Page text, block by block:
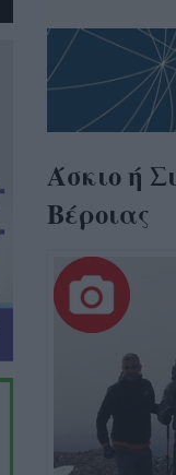
Άσκιο ή
Βέροιας